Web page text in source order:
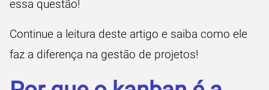
essa questão!
Continue a leitura deste artigo e saiba como ele
faz a diferença na gestão de projetos!